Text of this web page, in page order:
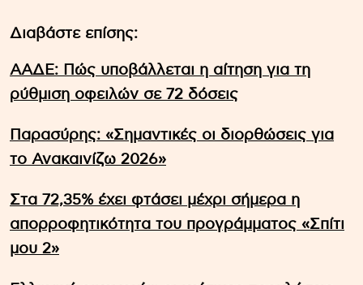
Διαβάστε επίσης:
ΑΑΔΕ: Πώς υποβάλλεται η αίτηση για τη
ρύθμιση οφειλών σε 72 δόσεις
Παρασύρης: «Σημαντικές οι διορθώσεις για
το Ανακαινίζω 2026»
Στα 72,35% έχει φτάσει μέχρι σήμερα η
απορροφητικότητα του προγράμματος «Σπίτι
μου 2»